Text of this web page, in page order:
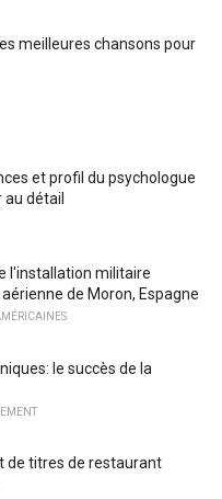
meilleures chansons pour
et profil du psychologue
détail
l'installation militaire
de Moron, Espagne
le succès de la
de titres de restaurant